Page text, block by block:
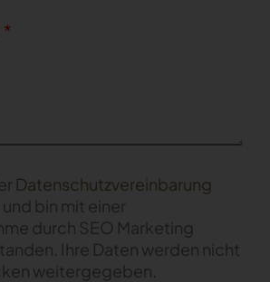
Datenschutzvereinbarung
bin mit einer
durch SEO Marketing
Ihre Daten werden nicht
weitergegeben.